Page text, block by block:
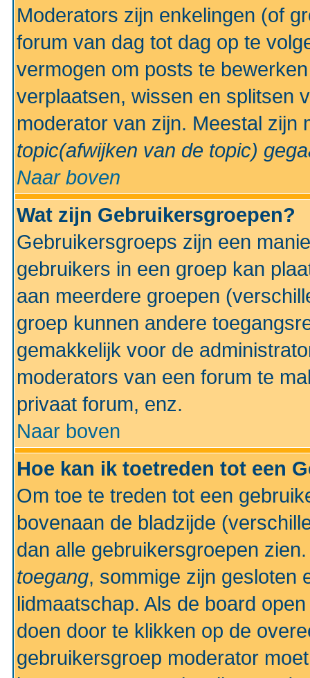
Moderators zijn enkelingen (of
forum van dag tot dag op te
vermogen om posts te
verplaatsen, wissen en splitsen
moderator van zijn. Meestal
topic(afwijken van de topic)
Naar boven
Wat zijn Gebruikersgroepen?
Gebruikersgroeps zijn een
gebruikers in een groep kan
aan meerdere groepen
groep kunnen andere
gemakkelijk voor de
moderators van een forum te
privaat forum, enz.
Naar boven
Hoe kan ik toetreden tot een
Om toe te treden tot een
bovenaan de bladzijde
dan alle gebruikersgroepen
toegang, sommige zijn gesloten
lidmaatschap. Als de board
doen door te klikken op de
gebruikersgroep moderator